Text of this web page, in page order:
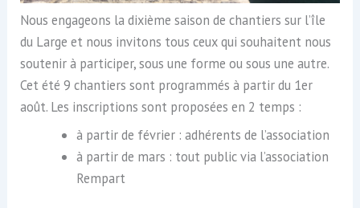
Nous engageons la dixième saison de chantiers sur l’île
du Large et nous invitons tous ceux qui souhaitent nous
soutenir à participer, sous une forme ou sous une autre.
Cet été 9 chantiers sont programmés à partir du 1er
août. Les inscriptions sont proposées en 2 temps :
à partir de février : adhérents de l’association
à partir de mars : tout public via l’association
Rempart